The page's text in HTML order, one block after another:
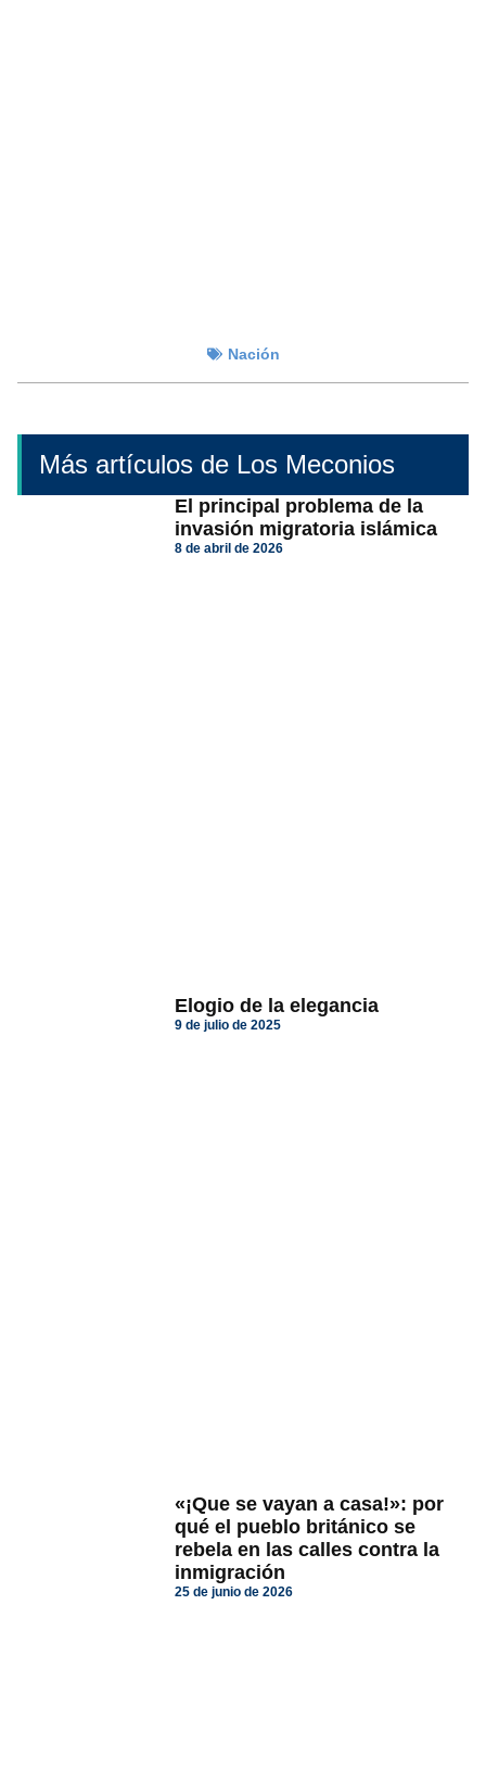
Nación
Más artículos de Los Meconios
El principal problema de la
invasión migratoria islámica
8 de abril de 2026
Elogio de la elegancia
9 de julio de 2025
«¡Que se vayan a casa!»: por
qué el pueblo británico se
rebela en las calles contra la
inmigración
25 de junio de 2026